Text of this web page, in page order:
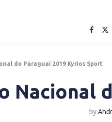
do Paraguai 2019 Kyrios Sport
Nacional
by